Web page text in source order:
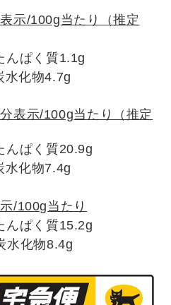
示/100g当たり（推定
んぱく質1.1g
水化物4.7g
表示/100g当たり（推定
んぱく質20.9g
水化物7.4g
/100g当たり
んぱく質15.2g
水化物8.4g